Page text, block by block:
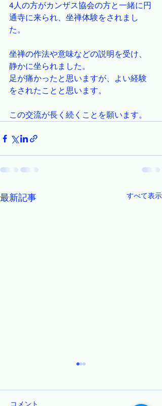
4人の方がカンザス協会の方と一緒に円
通寺に来られ、坐禅体験をされまし
た。
坐禅の作法や意味などの説明を受け、
静かに坐られました。
足が痛かったと思いますが、よい経験
をされたことと思います。
この交流が長く続くことを願います。
最新記事 すべて表示